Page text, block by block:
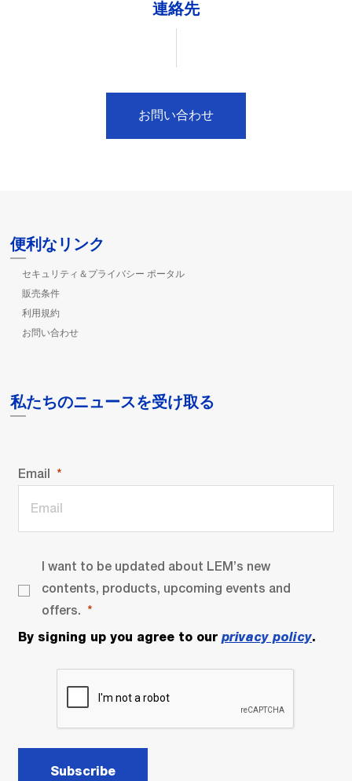
連絡先
お問い合わせ
便利なリンク
セキュリティ＆プライバシー ポータル
販売条件
利用規約
お問い合わせ
私たちのニュースを受け取る
Email
I want to be updated about LEM’s new
contents, products, upcoming events and
offers.
By signing up you agree to our privacy policy.
Subscribe